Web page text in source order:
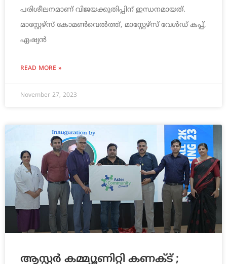
പരിശീലനമാണ് വിജയക്കുതിപ്പിന് ഇന്ധനമായത്.
മാസ്റ്റേഴ്സ് കോമണ്‍വെല്‍ത്ത്, മാസ്റ്റേഴ്സ് വേള്‍ഡ് കപ്പ്,
ഏഷ്യന്‍
READ MORE »
November 27, 2023
ആസ്റ്റര്‍ കമ്മ്യൂണിറ്റി കണക്ട് ;